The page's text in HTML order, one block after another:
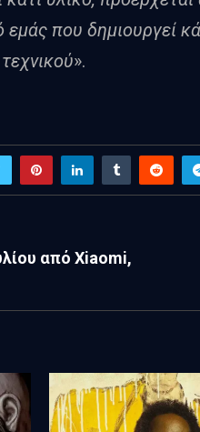
που δημιουργεί
».
από Xiaomi,